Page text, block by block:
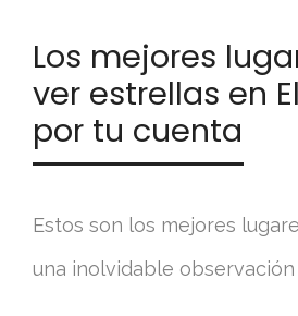
Los mejores
ver estrellas en
por tu cuenta
Estos son los mejores
una inolvidable